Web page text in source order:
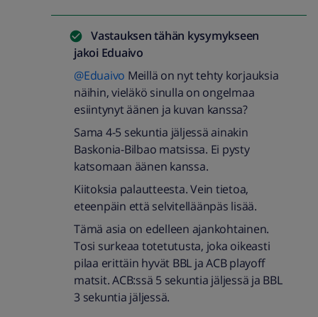
Vastauksen tähän kysymykseen
jakoi Eduaivo
@Eduaivo Meillä on nyt tehty korjauksia
näihin, vieläkö sinulla on ongelmaa
esiintynyt äänen ja kuvan kanssa?
Sama 4-5 sekuntia jäljessä ainakin
Baskonia-Bilbao matsissa. Ei pysty
katsomaan äänen kanssa.
Kiitoksia palautteesta. Vein tietoa,
eteenpäin että selvitelläänpäs lisää.
Tämä asia on edelleen ajankohtainen.
Tosi surkeaa totetutusta, joka oikeasti
pilaa erittäin hyvät BBL ja ACB playoff
matsit. ACB:ssä 5 sekuntia jäljessä ja BBL
3 sekuntia jäljessä.